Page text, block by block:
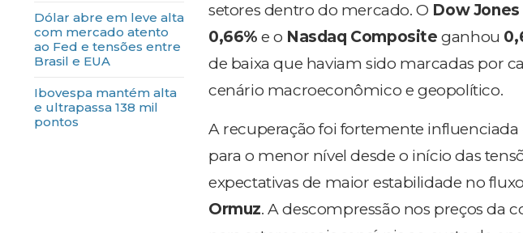
Dólar abre em leve alta
com mercado atento
ao Fed e tensões entre
Brasil e EUA
Ibovespa mantém alta
e ultrapassa 138 mil
pontos
setores dentro do mercado. O Dow Jones
0,66% e o Nasdaq Composite ganhou
de baixa que haviam sido marcadas por
cenário macroeconômico e geopolítico.
A recuperação foi fortemente
para o menor nível desde o início das
expectativas de maior estabilidade no
Ormuz. A descompressão nos preços da